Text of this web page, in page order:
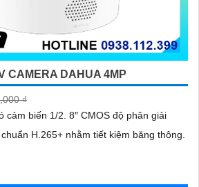
CAMERA DAHUA 4MP
₫
cảm biến 1/2. 8″ CMOS độ phân giải
H.265+ nhằm tiết kiệm băng thông.